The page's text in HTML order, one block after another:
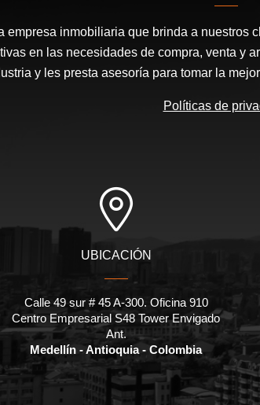
empresa inmobiliaria que brinda a nuestros
en las necesidades de compra, venta y
y les presta asesoría para tomar la
Políticas de
UBICACIÓN
Calle 49 sur # 45 A-300. Oficina 910
Centro Empresarial S48 Tower Envigado
Ant.
Medellín - Antioquia - Colombia